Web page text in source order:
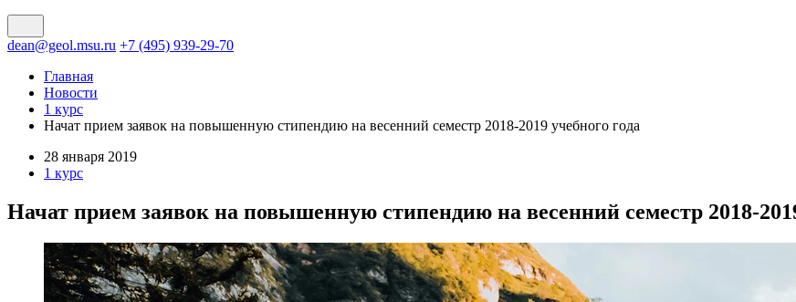
dean@geol.msu.ru +7 (495) 939-29-70
Главная
Новости
1 курс
Начат прием заявок на повышенную стипендию на весенний семестр 2018-2019 учебного года
28 января 2019
1 курс
Начат прием заявок на повышенную стипендию на весенний семестр 2018-